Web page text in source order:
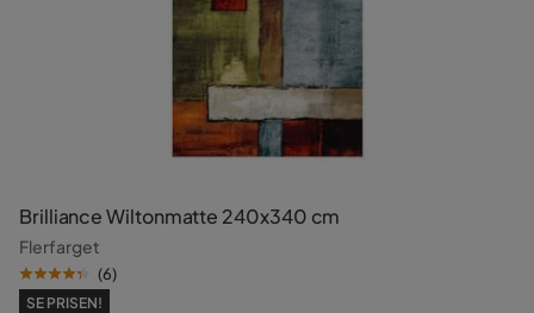
Brilliance Wiltonmatte 240x340 cm
Flerfarget
(6)
SE PRISEN!